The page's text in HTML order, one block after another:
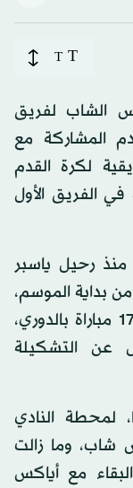
T
T
الشاب لفريق
المشاركة مع
لكرة القدم
الفريق الأول
منذ رحيل ياسبر
بداية الموسم،
وحافظ على شباكه دون أهداف في 17 مباراة بالدوري،
عن التشكيلة
البالغ عمره 20 عاما، لمحطة النادي
شاب، وما زالت
مع أياكس